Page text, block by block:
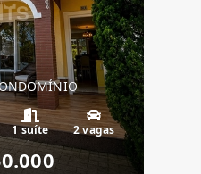
1 suíte 2 vagas